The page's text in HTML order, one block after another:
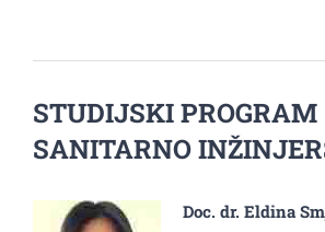
STUDIJSKI PROGRAM
SANITARNO
Doc. dr. Eldina